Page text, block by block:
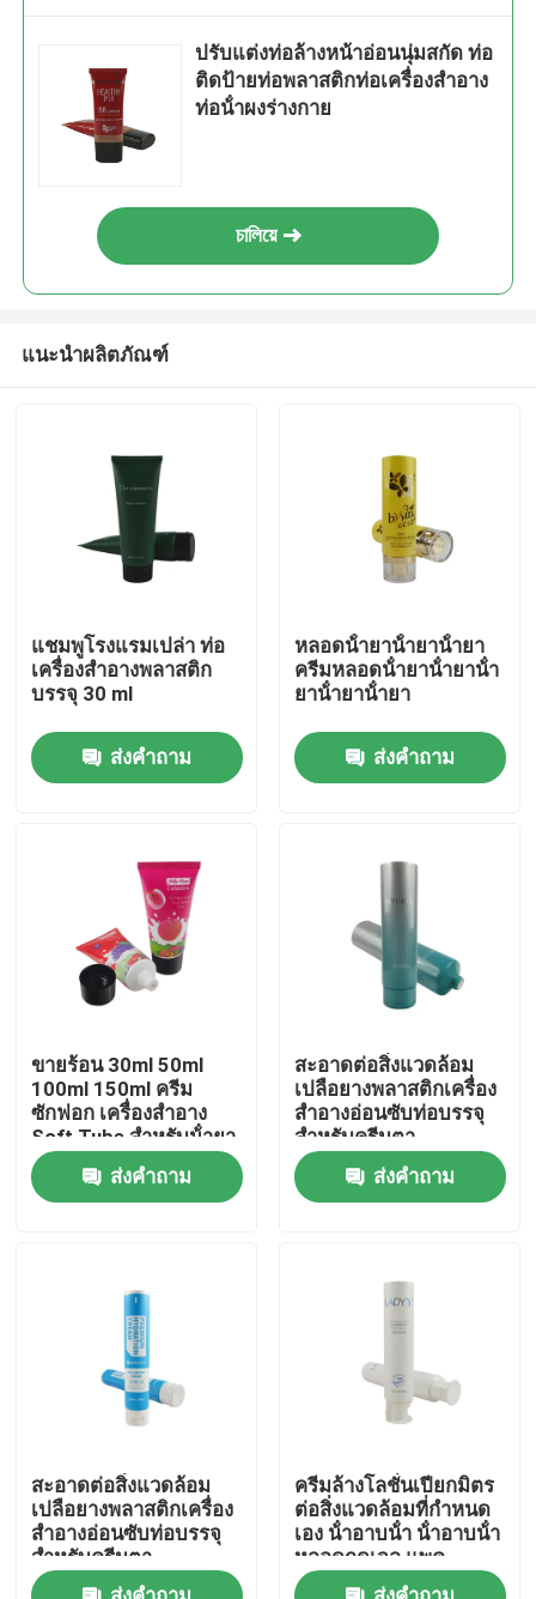
สินค้า
เกี่ยวกับเรา
ทัวร์โรงงาน
การควบคุมคุณภาพ
ท่อเสริมกาย
หลอดสกัด
หลอดเครื่องสำอางเปล่า
ปรับแต่งท่อล้างหน้าอ่อนนุ่มสกัด ท่อ
ติดป้ายท่อพลาสติกท่อเครื่องสําอาง
ท่อน้ําผงร่างกาย
চালিয়ে
แนะนำผลิตภัณฑ์
แชมพูโรงแรมเปล่า ท่อ
เครื่องสําอางพลาสติก
บรรจุ 30 ml
ส่งคำถาม
หลอดน้ํายาน้ํายาน้ํายา
ครีมหลอดน้ํายาน้ํายาน้ํา
ยาน้ํายาน้ํายา
ส่งคำถาม
ขายร้อน 30ml 50ml
100ml 150ml ครีม
ซักฟอก เครื่องสําอาง
Soft Tube สําหรับน้ํายา
ผสมร่างกาย ครีมมือ
เครื่องสําอางท่อ
ส่งคำถาม
สะอาดต่อสิ่งแวดล้อม
เปลือยางพลาสติกเครื่อง
สําอางอ่อนซับท่อบรรจุ
สําหรับครีมตา
ส่งคำถาม
สะอาดต่อสิ่งแวดล้อม
เปลือยางพลาสติกเครื่อง
สําอางอ่อนซับท่อบรรจุ
สําหรับครีมตา
ครีมล้างโลชั่นเปียกมิตร
ต่อสิ่งแวดล้อมที่กําหนด
เอง น้ําอาบน้ํา น้ําอาบน้ํา
หลอดกดเจล แพค
พลาสติกหลอดอ่อน